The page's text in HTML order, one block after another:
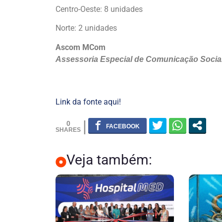
Centro-Oeste: 8 unidades
Norte: 2 unidades
Ascom MCom
Assessoria Especial de Comunicação
Link da fonte aqui!
0
Veja também: